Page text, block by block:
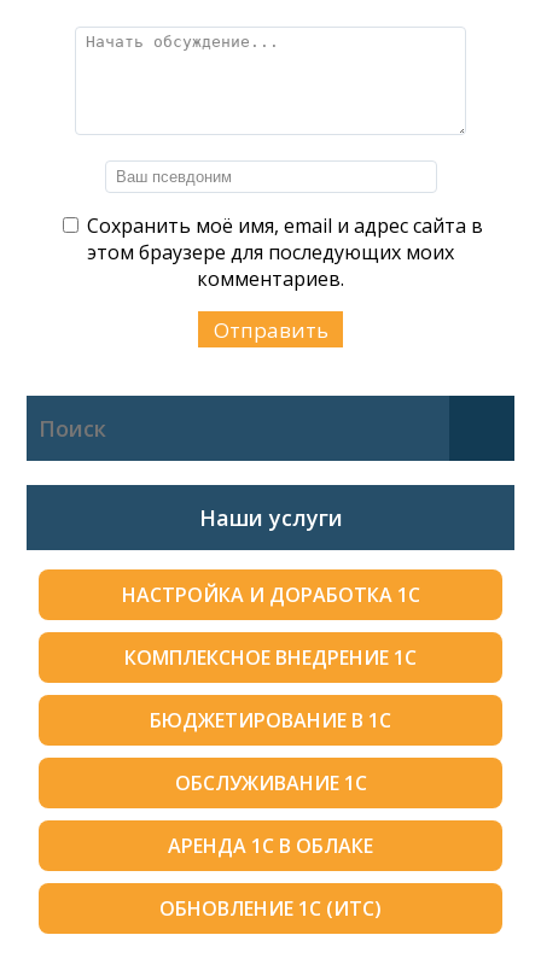
Сохранить моё имя, email и адрес сайта в
этом браузере для последующих моих
комментариев.
Наши услуги
НАСТРОЙКА И ДОРАБОТКА 1С
КОМПЛЕКСНОЕ ВНЕДРЕНИЕ 1С
БЮДЖЕТИРОВАНИЕ В 1С
ОБСЛУЖИВАНИЕ 1С
АРЕНДА 1С В ОБЛАКЕ
ОБНОВЛЕНИЕ 1С (ИТС)